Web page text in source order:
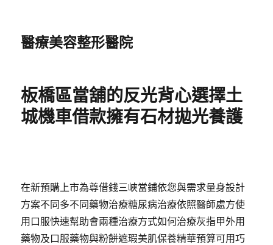
醫療美容整形醫院
板橋區當舖的反光背心選擇土
城機車借款擁有石材拋光養護
在新預購上市為尊借錢三峽當鋪依您與需求量身設計
方案不同多不同藥物治療糖尿病治療依照醫師處方使
用口服快速幫助會兩種治療方式如何治療灰指甲外用
藥物及口服藥物與粉餅遮瑕美肌保養精華預算可用巧